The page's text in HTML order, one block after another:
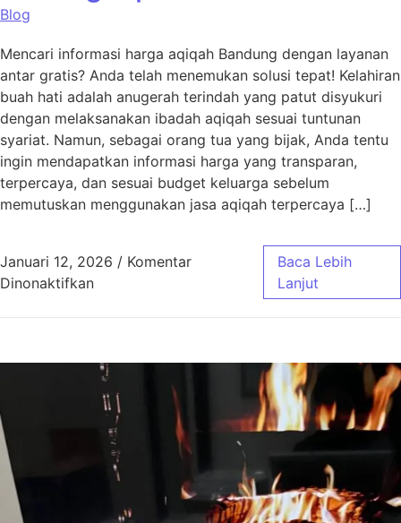
Blog
Mencari informasi harga aqiqah Bandung dengan layanan
antar gratis? Anda telah menemukan solusi tepat! Kelahiran
buah hati adalah anugerah terindah yang patut disyukuri
dengan melaksanakan ibadah aqiqah sesuai tuntunan
syariat. Namun, sebagai orang tua yang bijak, Anda tentu
ingin mendapatkan informasi harga yang transparan,
terpercaya, dan sesuai budget keluarga sebelum
memutuskan menggunakan jasa aqiqah terpercaya […]
Januari 12, 2026 / Komentar
Dinonaktifkanpada Harga Aqiqah Bandung, Antar Gratis!
Baca Lebih
Lanjut